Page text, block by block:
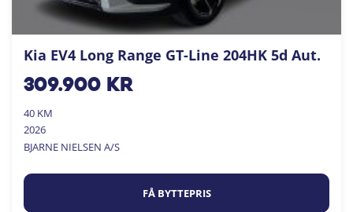
Kia EV4 Long Range GT-Line 204HK 5d Aut.
309.900kr
40 KM
2026
BJARNE NIELSEN A/S
FÅ BYTTEPRIS